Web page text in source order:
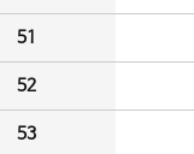
51
52
53